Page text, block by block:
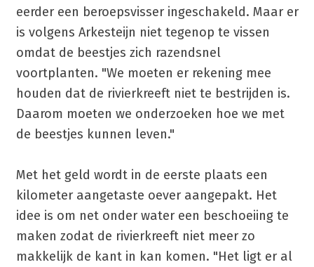
eerder een beroepsvisser ingeschakeld. Maar er
is volgens Arkesteijn niet tegenop te vissen
omdat de beestjes zich razendsnel
voortplanten. "We moeten er rekening mee
houden dat de rivierkreeft niet te bestrijden is.
Daarom moeten we onderzoeken hoe we met
de beestjes kunnen leven."
Met het geld wordt in de eerste plaats een
kilometer aangetaste oever aangepakt. Het
idee is om net onder water een beschoeiing te
maken zodat de rivierkreeft niet meer zo
makkelijk de kant in kan komen. "Het ligt er al